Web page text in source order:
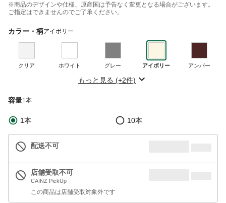
※商品のデザインや仕様、原産国は予告なく変更となる場合がございます。
ご指定はできませんのでご了承ください。
カラー・柄アイボリー
クリア ホワイト グレー アイボリー アンバー
もっと見る (+2件)
容量1本
1本 10本
配送不可
店舗受取不可
CAINZ PickUp
この商品は店舗受取対象外です